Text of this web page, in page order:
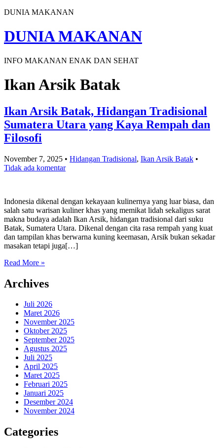
DUNIA MAKANAN
DUNIA MAKANAN
INFO MAKANAN ENAK DAN SEHAT
Ikan Arsik Batak
Ikan Arsik Batak, Hidangan Tradisional
Sumatera Utara yang Kaya Rempah dan
Filosofi
November 7, 2025 • Hidangan Tradisional, Ikan Arsik Batak •
Tidak ada komentar
Indonesia dikenal dengan kekayaan kulinernya yang luar biasa, dan
salah satu warisan kuliner khas yang memikat lidah sekaligus sarat
makna budaya adalah Ikan Arsik, hidangan tradisional dari suku
Batak, Sumatera Utara. Dikenal dengan cita rasa rempah yang kuat
dan tampilan khas berwarna kuning keemasan, Arsik bukan sekadar
masakan tetapi juga[…]
Read More »
Archives
Juli 2026
Maret 2026
November 2025
Oktober 2025
September 2025
Agustus 2025
Juli 2025
April 2025
Maret 2025
Februari 2025
Januari 2025
Desember 2024
November 2024
Categories